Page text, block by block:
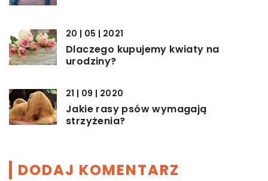
20 | 05 | 2021
Dlaczego kupujemy kwiaty na
urodziny?
21 | 09 | 2020
Jakie rasy psów wymagają
strzyżenia?
DODAJ KOMENTARZ